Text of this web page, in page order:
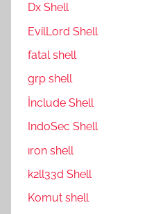
Dx Shell
EvilLord Shell
fatal shell
grp shell
İnclude Shell
IndoSec Shell
ıron shell
k2ll33d Shell
Komut shell